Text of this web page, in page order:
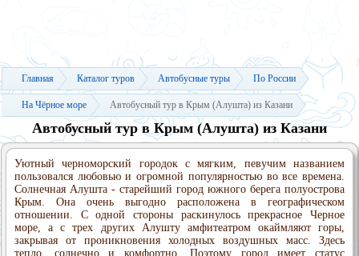
Главная Каталог туров Автобусные туры По России
На Чёрное море Автобусный тур в Крым (Алушта) из Казани
Автобусный тур в Крым (Алушта) из Казани
Уютный черноморский городок с мягким, певучим названием
пользовался любовью и огромной популярностью во все времена.
Солнечная Алушта - старейший город южного берега полуострова
Крым. Она очень выгодно расположена в географическом
отношении. С одной стороны раскинулось прекрасное Черное
море, а с трех других Алушту амфитеатром окаймляют горы,
закрывая от проникновения холодных воздушных масс. Здесь
тепло, солнечно и комфортно. Поэтому город имеет статус